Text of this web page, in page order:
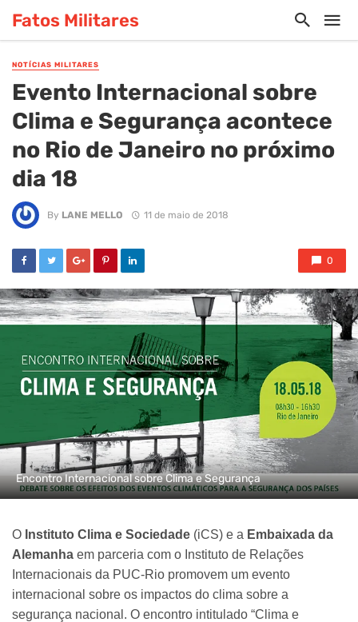
Fatos Militares
NOTÍCIAS MILITARES
Evento Internacional sobre
Clima e Segurança acontece
no Rio de Janeiro no próximo
dia 18
By LANE MELLO 11 de maio de 2018
0
Encontro Internacional sobre Clima e Segurança
O Instituto Clima e Sociedade (iCS) e a Embaixada da
Alemanha em parceria com o Instituto de Relações
Internacionais da PUC-Rio promovem um evento
internacional sobre os impactos do clima sobre a
segurança nacional. O encontro intitulado “Clima e